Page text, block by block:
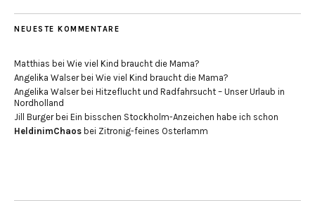
NEUESTE KOMMENTARE
Matthias bei Wie viel Kind braucht die Mama?
Angelika Walserbei Wie viel Kind braucht die Mama?
Angelika Walserbei Hitzeflucht und Radfahrsucht – Unser Urlaub in
Nordholland
Jill Burgerbei Ein bisschen Stockholm-Anzeichen habe ich schon
HeldinimChaos bei Zitronig-feines Osterlamm